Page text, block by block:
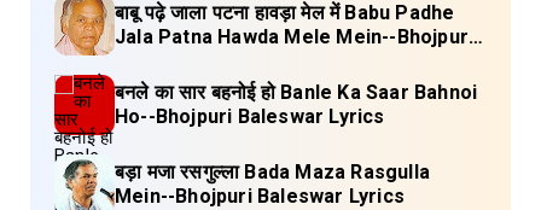
बाबू पढ़े जाला पटना हावड़ा मेल में Babu Padhe
Jala Patna Hawda Mele Mein--Bhojpuri
बनले का सार बहनोई हो Banle Ka Saar Bahnoi
Ho--Bhojpuri Baleswar Lyrics
बड़ा मजा रसगुल्ला Bada Maza Rasgulla
Mein--Bhojpuri Baleswar Lyrics